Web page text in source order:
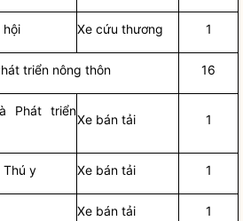
hội Xe cứu thương 1
triển nông thôn 16
Phát triển
Xe bán tải 1
Thú y Xe bán tải 1
Xe bán tải 1